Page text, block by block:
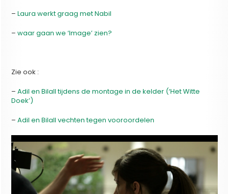
–Laura werkt graag met Nabil
–waar gaan we ‘Image’ zien?
Zie ook :
–Adil en Bilall tijdens de montage in de kelder (‘Het Witte
Doek’)
–Adil en Bilall vechten tegen vooroordelen